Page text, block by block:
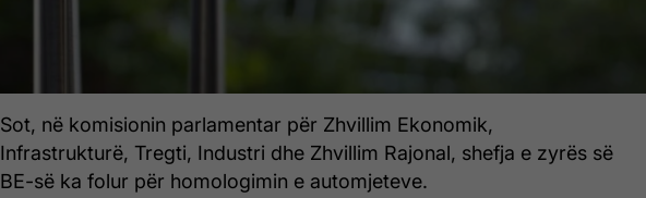
Sot, në komisionin parlamentar për Zhvillim Ekonomik,
Infrastrukturë, Tregti, Industri dhe Zhvillim Rajonal, shefja e zyrës së
BE-së ka folur për homologimin e automjeteve.